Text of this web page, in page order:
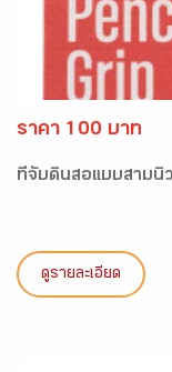
ราคา 100 บาท
ที่จับดินสอแบบสามนิ้
ดูรายละเอียด